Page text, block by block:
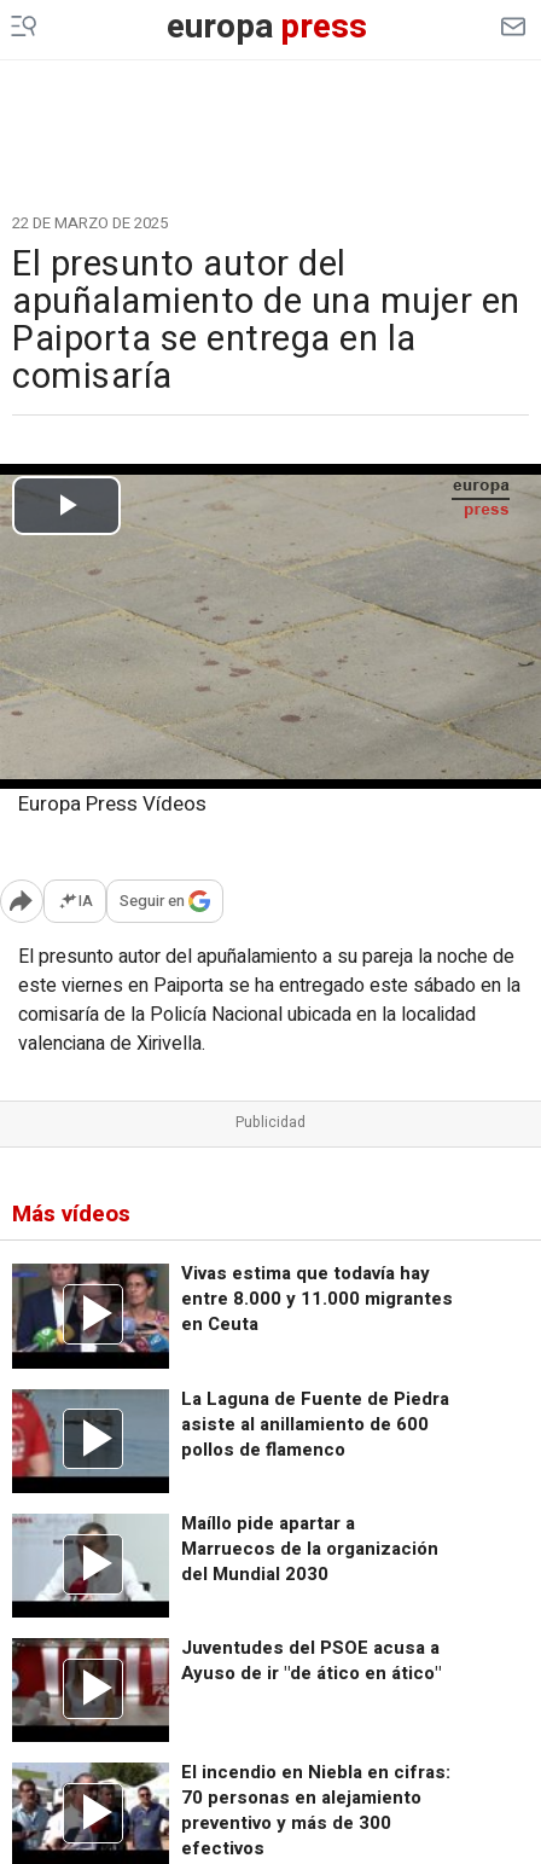
europapress
22 DE MARZO DE 2025
El presunto autor del
apuñalamiento de una mujer en
Paiporta se entrega en la
comisaría
Europa Press Vídeos
Abrir opciones para compartir
IA Seguir en
El presunto autor del apuñalamiento a su pareja la noche de
este viernes en Paiporta se ha entregado este sábado en la
comisaría de la Policía Nacional ubicada en la localidad
valenciana de Xirivella.
Más vídeos
Vivas estima que todavía hay
entre 8.000 y 11.000 migrantes
en Ceuta
La Laguna de Fuente de Piedra
asiste al anillamiento de 600
pollos de flamenco
Maíllo pide apartar a
Marruecos de la organización
del Mundial 2030
Juventudes del PSOE acusa a
Ayuso de ir "de ático en ático"
El incendio en Niebla en cifras:
70 personas en alejamiento
preventivo y más de 300
efectivos